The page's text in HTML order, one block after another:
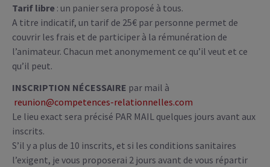
Tarif libre : un panier sera proposé à tous.
A titre indicatif, un tarif de 25€ par personne permet de
couvrir les frais et de participer à la rémunération de
l’animateur. Chacun met anonymement ce qu’il veut et ce
qu’il peut.
INSCRIPTION NÉCESSAIRE par mail à
reunion@competences-relationnelles.com
Le lieu exact sera précisé PAR MAIL quelques jours avant aux
inscrits.
S’il y a plus de 10 inscrits, et si les conditions sanitaires
l’exigent, je vous proposerai 2 jours avant de vous répartir